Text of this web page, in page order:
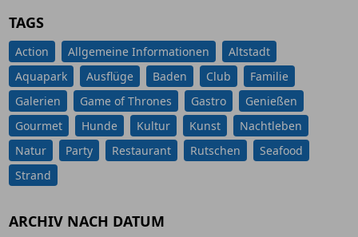
TAGS
Action Allgemeine Informationen
Altstadt
Aquapark
Ausflüge Baden Club
Familie
Galerien
Game of Thrones Gastro
Genießen
Gourmet
Hunde Kultur Kunst
Nachtleben
Natur
Party Restaurant Rutschen
Seafood
Strand
ARCHIV NACH DATUM